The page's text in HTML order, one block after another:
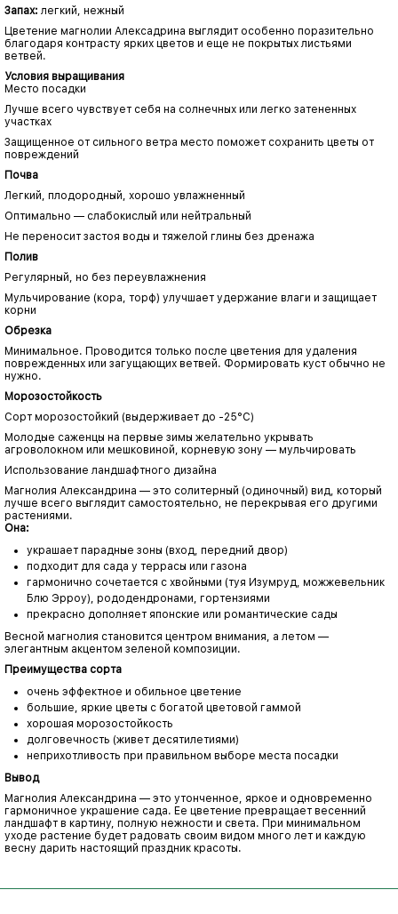
Запах: легкий, нежный
Цветение магнолии Алексадрина выглядит особенно поразительно
благодаря контрасту ярких цветов и еще не покрытых листьями
ветвей.
Условия выращивания
Место посадки
Лучше всего чувствует себя на солнечных или легко затененных
участках
Защищенное от сильного ветра место поможет сохранить цветы от
повреждений
Почва
Легкий, плодородный, хорошо увлажненный
Оптимально — слабокислый или нейтральный
Не переносит застоя воды и тяжелой глины без дренажа
Полив
Регулярный, но без переувлажнения
Мульчирование (кора, торф) улучшает удержание влаги и защищает
корни
Обрезка
Минимальное. Проводится только после цветения для удаления
поврежденных или загущающих ветвей. Формировать куст обычно не
нужно.
Морозостойкость
Сорт морозостойкий (выдерживает до -25°C)
Молодые саженцы на первые зимы желательно укрывать
агроволокном или мешковиной, корневую зону — мульчировать
Использование ландшафтного дизайна
Магнолия Александрина — это солитерный (одиночный) вид, который
лучше всего выглядит самостоятельно, не перекрывая его другими
растениями.
Она:
украшает парадные зоны (вход, передний двор)
подходит для сада у террасы или газона
гармонично сочетается с хвойными (туя Изумруд, можжевельник
Блю Эрроу), рододендронами, гортензиями
прекрасно дополняет японские или романтические сады
Весной магнолия становится центром внимания, а летом —
элегантным акцентом зеленой композиции.
Преимущества сорта
очень эффектное и обильное цветение
большие, яркие цветы с богатой цветовой гаммой
хорошая морозостойкость
долговечность (живет десятилетиями)
неприхотливость при правильном выборе места посадки
Вывод
Магнолия Александрина — это утонченное, яркое и одновременно
гармоничное украшение сада. Ее цветение превращает весенний
ландшафт в картину, полную нежности и света. При минимальном
уходе растение будет радовать своим видом много лет и каждую
весну дарить настоящий праздник красоты.